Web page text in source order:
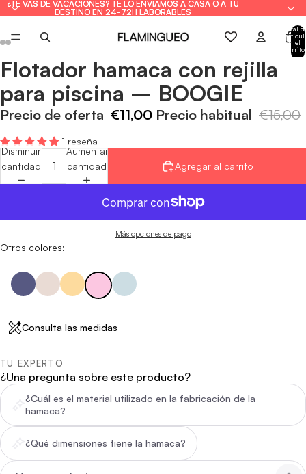
¿TE VAS DE VACACIONES? TE LO ENVIAMOS A CASA O A TU
DESTINO EN 24-72H LABORABLES
¿TE VAS DE VACACIONES? TE LO ENVIAMOS A CASA O A TU
DESTINO EN 24-72H LABORABLES
Total
en el
carrito:
Abrir
imagen
a
pantalla
Abrir
imagen
a
pantalla
Abrir
imagen
a
pantalla
Abrir
imagen
a
pantalla
Abrir
imagen
a
pantalla
Abrir
imagen
a
pantalla
Flotador hamaca con rejilla
para piscina – BOOGIE
Precio de oferta €11,00 Precio habitual €15,00
1 reseña
Disminuir
cantidad
Aumentar
cantidad
Agregar al carrito
Más opciones de pago
Otros colores:
Consulta las medidas
TU EXPERTO
¿Una pregunta sobre este producto?
¿Cuál es el material utilizado en la fabricación de la
hamaca?
¿Qué dimensiones tiene la hamaca?